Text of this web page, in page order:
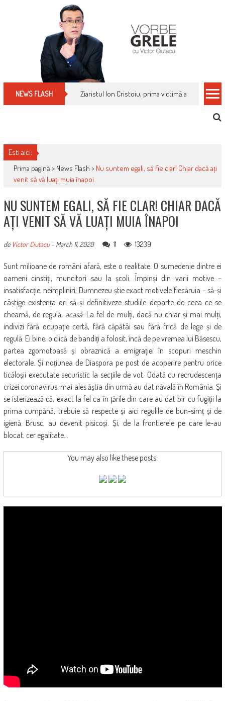
NEWS FLASH Ziaristul Ion Cristoiu, prima victimă a noi
Esti aici:
Prima pagină > News Flash > Nu suntem egali, să fie clar! Chiar dacă ați
venit să vă luați muia înapoi
NU SUNTEM EGALI, SĂ FIE CLAR! CHIAR DACĂ
AȚI VENIT SĂ VĂ LUAȚI MUIA ÎNAPOI
de Victor Ciutacu- March 11, 2020 11 13239
Sunt milioane de români afară, este o realitate. O sumedenie dintre ei
oameni cinstiți, muncitori sau la școli. Împinși din varii motive –
insatisfacție, neîmpliniri, Dumnezeu știe exact motivele fiecăruia – să-și
câștige existența ori să-și definitiveze studiile departe de ceea ce se
cheamă, de regulă, acasă. La fel de mulți, dacă nu chiar și mai mulți,
indivizi fără ocupație certă, fără căpătâi sau fără frică de lege și de
regulă. Ei bine, o clică de bandiți a folosit, încă de pe vremea lui Băsescu,
partea zgomotoasă și obraznică a emigrației în scopuri meschin
electorale. Și noțiunea de Diaspora pe post de acoperire pentru orice
ticăloșii executate securistic la secțiile de vot. Odată cu recrudescența
crizei coronavirus, mai ales ăștia din urmă au dat năvală în România. Și
se isterizează că, exact la fel ca în țările din care au dat bir cu fugiții la
prima cumpănă, trebuie să respecte și aici regulile de bun-simț și de
igienă. Brusc, au devenit pisicoși. Și, de la frontierele pe care le-au
blocat, cer egalitate…
You may also like these posts: